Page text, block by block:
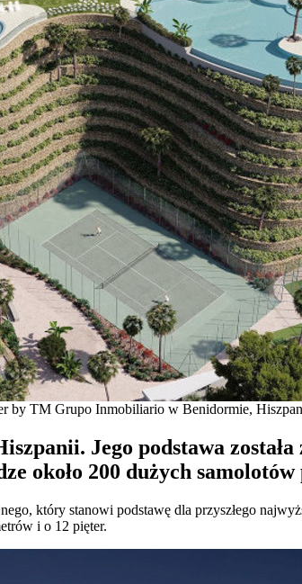
by TM Grupo Inmobiliario w Benidormie,
Jego podstawa
około 200 dużych samolotów
który stanowi podstawę dla przyszłego
i o 12 pięter.